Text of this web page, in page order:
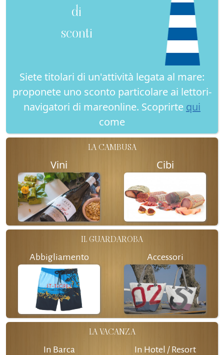
di
sconti
Siete titolari di un'attività legata al mare:
proponete uno sconto particolare ai lettori-
navigatori di mareonline. Scoprirte qui
come
LA CAMBUSA
Vini Cibi
IL GUARDAROBA
Abbigliamento Accessori
LA VACANZA
In Barca In Hotel / Resort